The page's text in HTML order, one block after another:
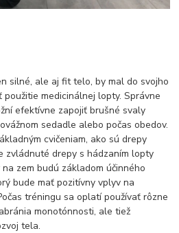
silné, ale aj fit telo, by mal do svojho
medicinálnej lopty. Správne
efektívne zapojiť brušné svaly
sedadle alebo počas obedov.
cvičeniam, ako sú drepy
zvládnuté drepy s hádzaním lopty
zem budú základom účinného
bude mať pozitívny vplyv na
tréningu sa oplatí používať rôzne
monotónnosti, ale tiež
tela.